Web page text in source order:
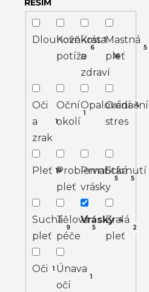
ŘEŠÍM
Dlouhověkost 1
Kožní
potíže
6
Krása
a
zdraví
16
Mastná
pleť
5
Oči
a
zrak
1
Oční
okolí
1
Opalování 4
Oxidační
stres
Pleť 19
Problematická
pleť
5
První
vrásky
5
Stárnutí
Suchá
pleť
9
Tělová
péče
5
Vrásky 4
Zralá
pleť
2
Oči 1 Únava
očí
1